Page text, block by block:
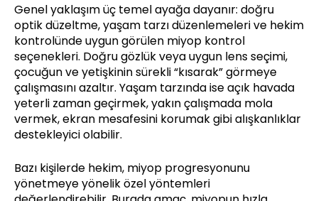
Genel yaklaşım üç temel ayağa dayanır: doğru
optik düzeltme, yaşam tarzı düzenlemeleri ve hekim
kontrolünde uygun görülen miyop kontrol
seçenekleri. Doğru gözlük veya uygun lens seçimi,
çocuğun ve yetişkinin sürekli “kısarak” görmeye
çalışmasını azaltır. Yaşam tarzında ise açık havada
yeterli zaman geçirmek, yakın çalışmada mola
vermek, ekran mesafesini korumak gibi alışkanlıklar
destekleyici olabilir.
Bazı kişilerde hekim, miyop progresyonunu
yönetmeye yönelik özel yöntemleri